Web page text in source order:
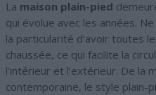
La maison plain-pied
qui évolue avec les années.
la particularité d’avoir toutes
chaussée, ce qui facilite la
l’intérieur et l’extérieur. De la
contemporaine, le style